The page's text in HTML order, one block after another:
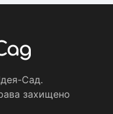
Сад.
захищено